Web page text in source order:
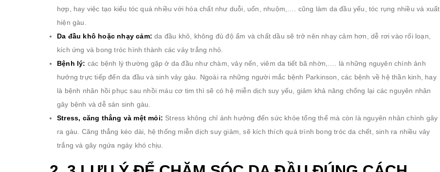
hợp, hay việc tạo kiểu tóc quá nhiều với hóa chất như duỗi, uốn, nhuộm,…. cũng làm da đầu yếu, tóc rụng nhiều và xuất
hiện gàu.
Da đầu khô hoặc nhạy cảm: da đầu khô, không đủ độ ẩm và chất dầu sẽ trở nên nhạy cảm hơn, dễ rơi vào rối loạn,
kích ứng và bong tróc hình thành các vảy trắng nhỏ.
Bệnh lý: các bệnh lý thường gặp ở da đầu như chàm, vảy nến, viêm da tiết bã nhờn,…. là những nguyên chính ảnh
hưởng trực tiếp đến da đầu và sinh vảy gàu. Ngoài ra những người mắc bệnh Parkinson, các bệnh về hệ thần kinh, hay
là bệnh nhân hồi phục sau nhồi máu cơ tim thì sẽ có hệ miễn dịch suy yếu, giảm khả năng chống lại các nguyên nhân
gây bệnh và dễ sản sinh gàu.
Stress, căng thẳng và mệt mỏi: Stress không chỉ ảnh hưởng đến sức khỏe tổng thể mà còn là nguyên nhân chính gây
ra gàu. Căng thẳng kéo dài, hệ thống miễn dịch suy giảm, sẽ kích thích quá trình bong tróc da chết, sinh ra nhiều vảy
trắng và gây ngứa ngáy khó chịu.